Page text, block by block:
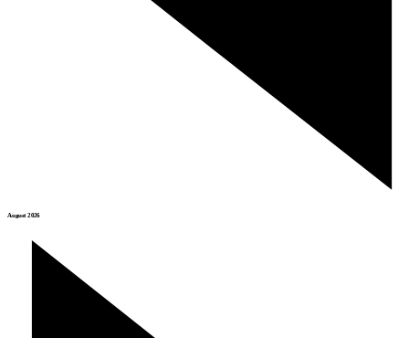
August 2026